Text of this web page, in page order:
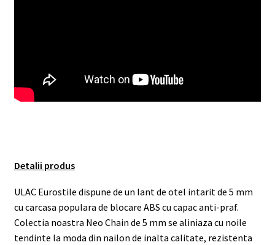
Detalii produs
ULAC Eurostile dispune de un lant de otel intarit de 5 mm
cu carcasa populara de blocare ABS cu capac anti-praf.
Colectia noastra Neo Chain de 5 mm se aliniaza cu noile
tendinte la moda din nailon de inalta calitate, rezistenta